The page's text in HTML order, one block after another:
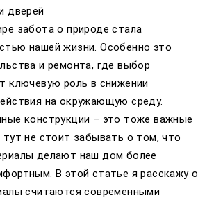
дверей
забота о природе стала
нашей жизни. Особенно это
и ремонта, где выбор
ключевую роль в снижении
на окружающую среду.
конструкции – это тоже важные
не стоит забывать о том, что
делают наш дом более
В этой статье я расскажу о
считаются современными